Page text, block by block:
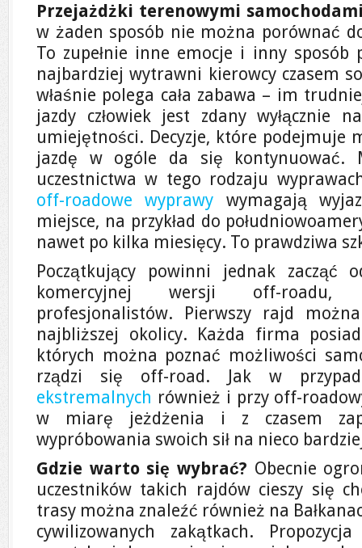
Przejażdżki terenowymi
w żaden sposób nie można porównać
To zupełnie inne emocje i inny sposób
najbardziej wytrawni kierowcy czasem
właśnie polega cała zabawa – im
jazdy człowiek jest zdany wyłącznie
umiejętności. Decyzje, które podejmuje
jazdę w ogóle da się kontynuować.
uczestnictwa w tego rodzaju
off-roadowe wyprawy wymagają
miejsce, na przykład do
nawet po kilka miesięcy. To prawdziwa
Początkujący powinni jednak zacząć
komercyjnej wersji off-roadu,
profesjonalistów. Pierwszy rajd
najbliższej okolicy. Każda firma
których można poznać możliwości
rządzi się off-road. Jak w
ekstremalnych również i przy off-
w miarę jeżdżenia i z czasem
wypróbowania swoich sił na nieco
Gdzie warto się wybrać? Obecnie
uczestników takich rajdów cieszy się
trasy można znaleźć również na
cywilizowanych zakątkach.